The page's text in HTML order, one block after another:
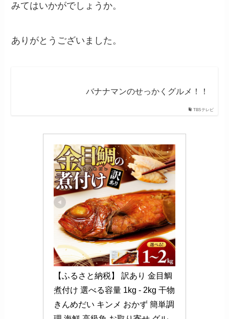
みてはいかがでしょうか。
ありがとうございました。
TBSテレビ
バナナマンのせっかくグルメ！！
【ふるさと納税】 訳あり 金目鯛
煮付け 選べる容量 1kg - 2kg 干物
きんめだい キンメ おかず 簡単調